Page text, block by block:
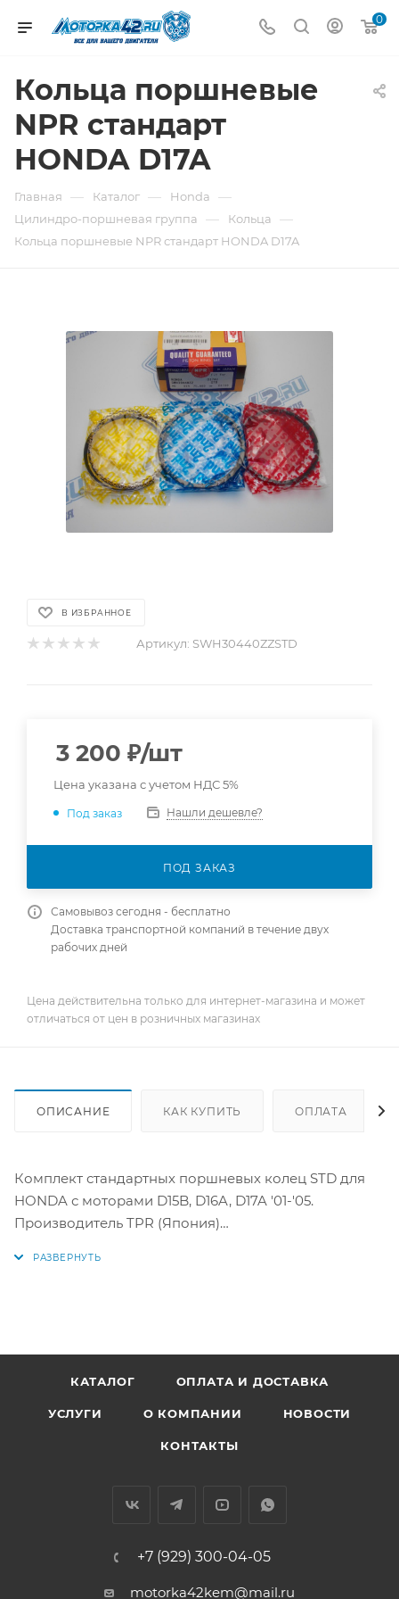
0
Кольца поршневые
NPR стандарт
HONDA D17A
Главная — Каталог — Honda —
Цилиндро-поршневая группа — Кольца —
Кольца поршневые NPR стандарт HONDA D17A
В ИЗБРАННОЕ
Артикул: SWH30440ZZSTD
3 200 ₽/шт
Цена указана с учетом НДС 5%
Под заказ Нашли дешевле?
ПОД ЗАКАЗ
Самовывоз сегодня - бесплатно
Доставка транспортной компаний в течение двух
рабочих дней
Цена действительна только для интернет-магазина и может
отличаться от цен в розничных магазинах
ОПИСАНИЕ КАК КУПИТЬ ОПЛАТА
Комплект стандартных поршневых колец STD для
HONDA с моторами D15B, D16A, D17A '01-'05.
Производитель TPR (Япония)
2 кольцо: 1,2 мм
3 кольцо: 2 мм
Аналоги: 32400STD, 32400 STD, 13011-PLM-A00, 13011-
PLR-A00, 13011-PLR-004, RIK16040, 13011-PLR-G01, 13011-
13011PLD004, 13021-PLD-004, 13021PLD004, 13031-PLD-
КАТАЛОГ ОПЛАТА И ДОСТАВКА
УСЛУГИ О КОМПАНИИ НОВОСТИ
КОНТАКТЫ
+7 (929) 300-04-05
motorka42kem@mail.ru